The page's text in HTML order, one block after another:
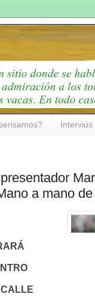
Interviús
a mano de